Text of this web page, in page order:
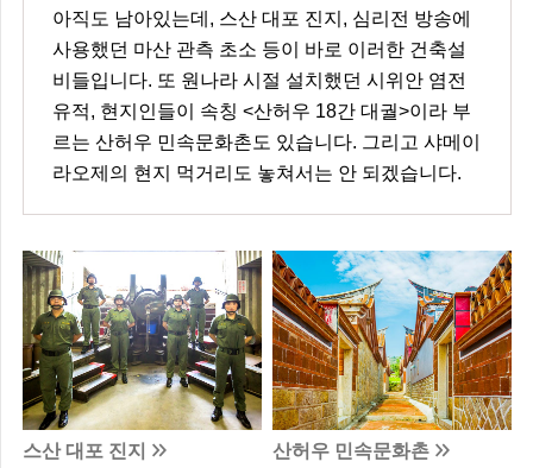
아직도 남아있는데, 스산 대포 진지, 심리전 방송에
사용했던 마산 관측 초소 등이 바로 이러한 건축설
비들입니다. 또 원나라 시절 설치했던 시위안 염전
유적, 현지인들이 속칭 <산허우 18간 대궐>이라 부
르는 산허우 민속문화촌도 있습니다. 그리고 샤메이
라오제의 현지 먹거리도 놓쳐서는 안 되겠습니다.
스산 대포 진지 산허우 민속문화촌